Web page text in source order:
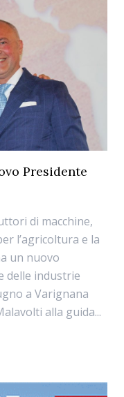
Presidente
di macchine,
l’agricoltura e la
un nuovo
delle industrie
a Varignana
alla guida...